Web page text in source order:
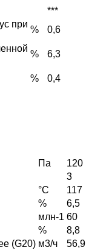
***
при
%
0,6
%
6,3
% 0,4
Па
120
3
°C
117
%
6,5
млн-1 60
%
8,8
(G20) м3/ч
56,9